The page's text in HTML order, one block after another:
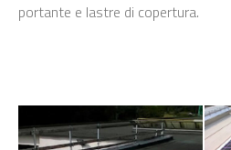
portante e lastre di copertura.